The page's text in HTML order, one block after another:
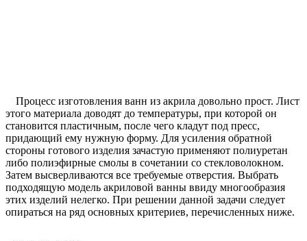
Процесс изготовления ванн из акрила довольно прост. Лист
этого материала доводят до температуры, при которой он
становится пластичным, после чего кладут под пресс,
придающий ему нужную форму. Для усиления обратной
стороны готового изделия зачастую применяют полиуретан
либо полиэфирные смолы в сочетании со стекловолокном.
Затем высверливаются все требуемые отверстия. Выбрать
подходящую модель акриловой ванны ввиду многообразия
этих изделий нелегко. При решении данной задачи следует
опираться на ряд основных критериев, перечисленных ниже.